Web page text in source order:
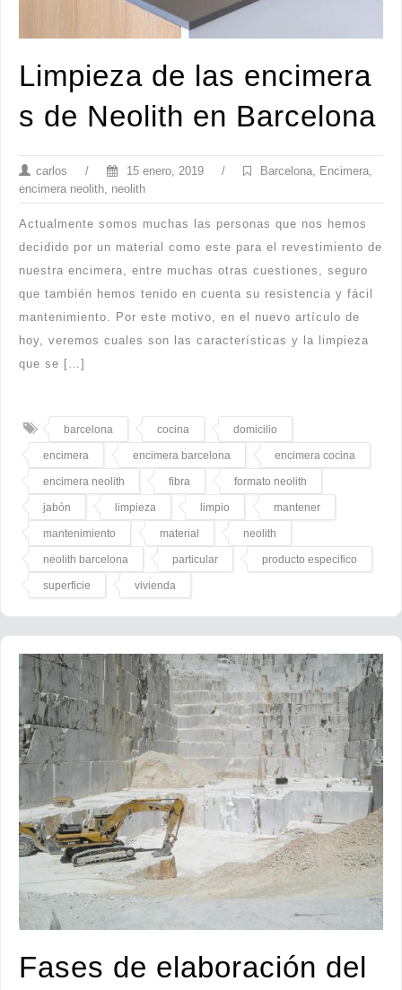
Limpieza de las encimera
s de Neolith en Barcelona
carlos / 15 enero, 2019 / Barcelona, Encimera,
encimera neolith, neolith
Actualmente somos muchas las personas que nos hemos
decidido por un material como este para el revestimiento de
nuestra encimera, entre muchas otras cuestiones, seguro
que también hemos tenido en cuenta su resistencia y fácil
mantenimiento. Por este motivo, en el nuevo artículo de
hoy, veremos cuales son las características y la limpieza
que se […]
barcelona cocina domicilio
encimera encimera barcelona encimera cocina
encimera neolith fibra formato neolith
jabón limpieza limpio mantener
mantenimiento material neolith
neolith barcelona particular producto especifico
superficie vivienda
Fases de elaboración del